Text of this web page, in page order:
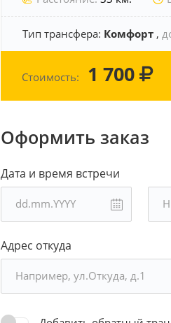
Тип трансфера: Комфорт ,
Стоимость: 1 700
Оформить заказ
Дата и время встречи
Адрес откуда